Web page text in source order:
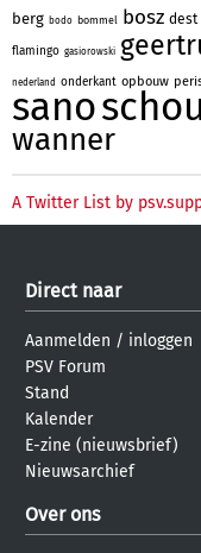
berg bodo bommel bosz dest
flamingo gasiorowski
nederland onderkant opbouw
sano
wanner
A Twitter List by
Direct naar
Aanmelden / inloggen
PSV Forum
Stand
Kalender
E-zine (nieuwsbrief)
Nieuwsarchief
Over ons